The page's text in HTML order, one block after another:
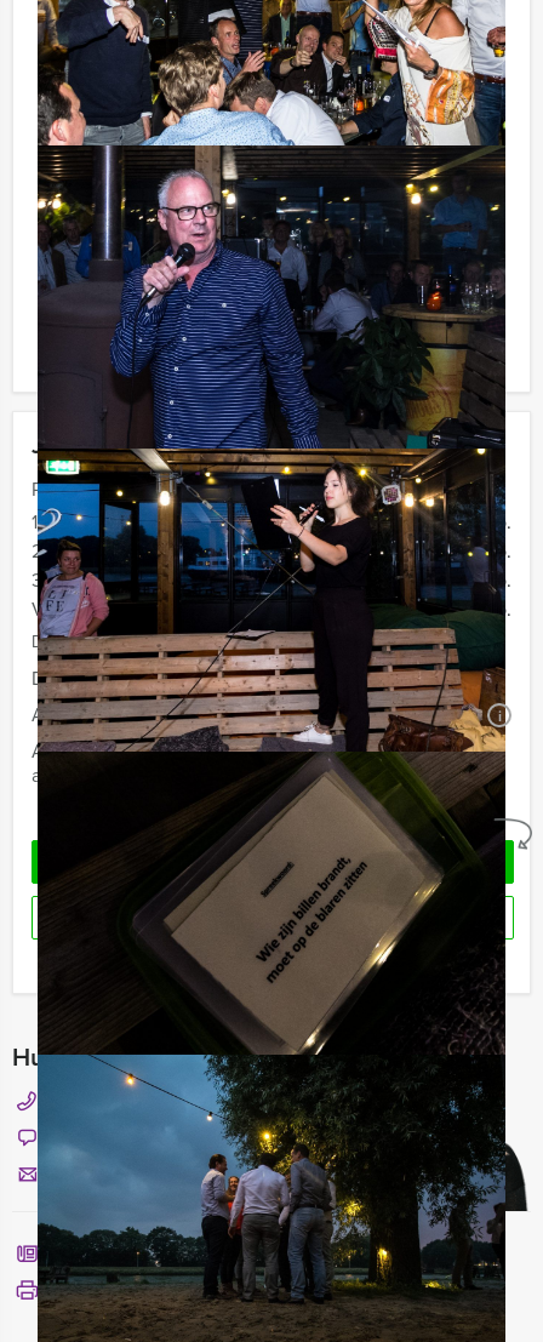
Jouw uitje
Prijs :
12 - 19 personen
€ 37,50 p.p.
20 - 29 personen
€ 34,50 p.p.
30 - 39 personen
€ 32,50 p.p.
Vanaf 40 personen
€ 29,50 p.p.
De prijzen zijn exclusief BTW
Duur:
2 uur
Aantal:
Minimaal 12 personen i
Afhankelijk van de in overleg gekozen locatie voor uw
arrangement kan een extra zaalhuur worden berekend
Geheel vrijblijvend
OFFERTE AANVRAGEN
RESERVEREN
Ik heb een vraag over dit uitje
Hulp nodig bij het kiezen?
+32 3 808 15 58
Chat met Nicky
Stuur ons een mailtje
Bel mij terug
Bekijk printbare versie
Komt u niet aan het minimale aantal deelnemers? Als u
bereid bent voor het minimale aantal te betalen, kunt u
ook gewoon voor minder personen boeken!
De pubquiz van Antwerpen Excursies is een quiz op
zich! Dankzij ons maatwerk zorgen wij samen met u
ervoor dat het een geslaagde dag in de vergaderzaal in
Antwerpen wordt. Kijk daarnaast bij de algemene
voorwaarden. Onzeklantenservice staat van maandag
t/m zaterdag tussen 9.00 uur en 18.30 uur voor u klaar
om vragen te beantwoorden of om informatie aan te
vragen.